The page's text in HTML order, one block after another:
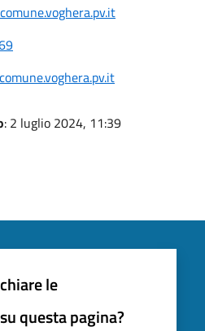
: 2 luglio 2024, 11:39
le
questa pagina?